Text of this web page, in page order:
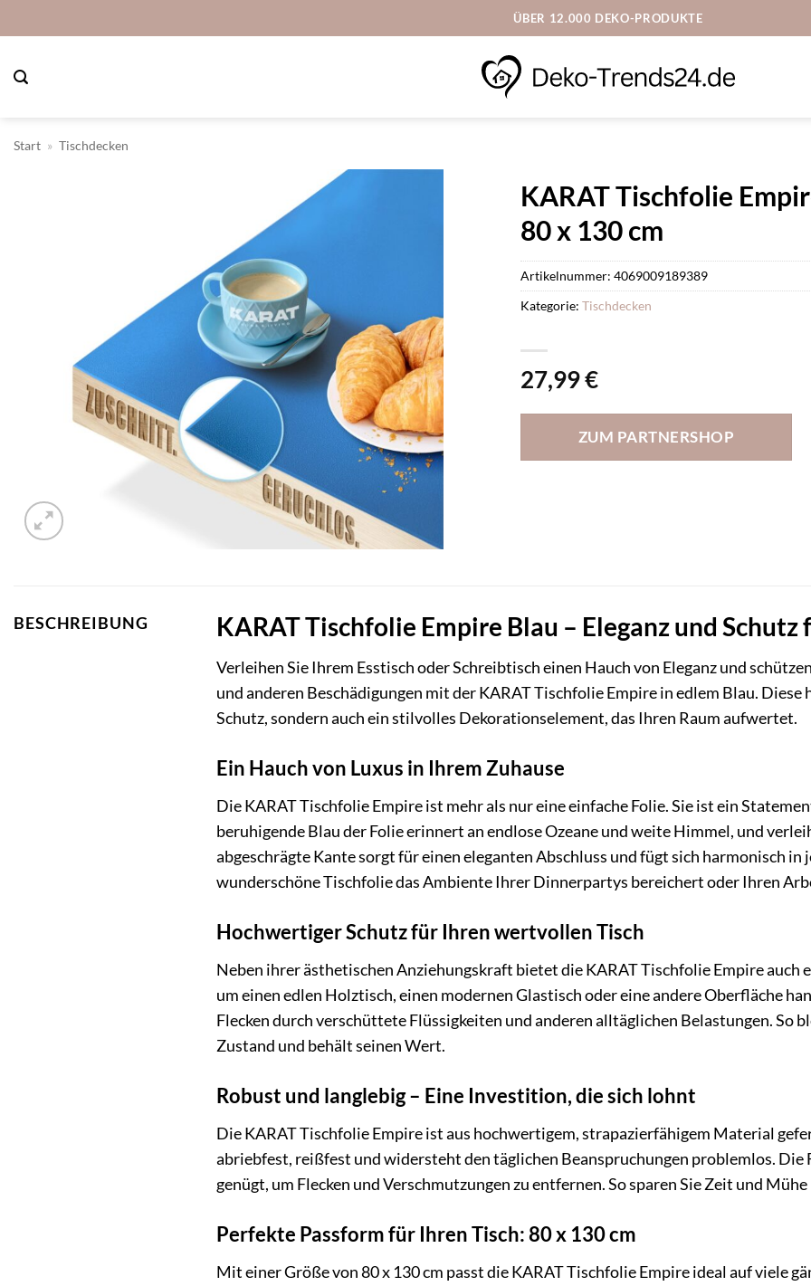
Inhalt
ÜBER 12.000 DEKO-PRODUKTE
Start » Tischdecken
KARAT Tischfolie
80 x 130 cm
27,99€
ZUM PARTNERSHOP
Artikelnummer: 4069009189389
Kategorie: Tischdecken
BESCHREIBUNG KARAT Tischfolie Empire Blau – Eleganz und Schutz
Verleihen Sie Ihrem Esstisch oder Schreibtisch einen Hauch von Eleganz und
und anderen Beschädigungen mit der KARAT Tischfolie Empire in edlem Blau.
Schutz, sondern auch ein stilvolles Dekorationselement, das Ihren Raum aufwertet.
Ein Hauch von Luxus in Ihrem Zuhause
Die KARAT Tischfolie Empire ist mehr als nur eine einfache Folie. Sie ist ein
beruhigende Blau der Folie erinnert an endlose Ozeane und weite Himmel, und
abgeschrägte Kante sorgt für einen eleganten Abschluss und fügt sich harmonisch in
wunderschöne Tischfolie das Ambiente Ihrer Dinnerpartys bereichert oder Ihren
Hochwertiger Schutz für Ihren wertvollen Tisch
Neben ihrer ästhetischen Anziehungskraft bietet die KARAT Tischfolie Empire auch
um einen edlen Holztisch, einen modernen Glastisch oder eine andere Oberfläche
Flecken durch verschüttete Flüssigkeiten und anderen alltäglichen Belastungen. So
Zustand und behält seinen Wert.
Robust und langlebig – Eine Investition, die sich lohnt
Die KARAT Tischfolie Empire ist aus hochwertigem, strapazierfähigem Material
abriebfest, reißfest und widersteht den täglichen Beanspruchungen problemlos. Die
genügt, um Flecken und Verschmutzungen zu entfernen. So sparen Sie Zeit und
Perfekte Passform für Ihren Tisch: 80 x 130 cm
Mit einer Größe von 80 x 130 cm passt die KARAT Tischfolie Empire ideal auf viele